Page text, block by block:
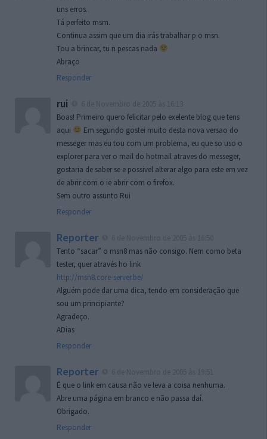
uns erros.
Tá perfeito msm.
Continua assim que um dia irás trabalhar p o msn.
Tou a brincar, tu n pescas nada
Abraço
Responder
rui
Boas! Primeiro quero felicitar pelo exelente blog que tens
aqui
Em segundo gostei muito desta nova versao do
messeger mas eu tou com um problema, eu que so uso o
explorer para ver o mail do hotmail atraves do messeger,
gostaria de saber se e possivel alterar algo para este em vez
de abrir com o ie abrir com o firefox.
Sem outro assunto Rui
Responder
Reporter
Tento “sacar” o msn8 mas não consigo. Nem como beta
tester, quer através ho link
http://msn8.core-server.be/
Alguém pode dar uma dica, tendo em consideração que
sou um principiante?
Agradeço.
ADias
Responder
Reporter
É que o link em causa não ve leva a coisa nenhuma.
Abre uma página em branco e não passa daí.
Obrigado.
Responder